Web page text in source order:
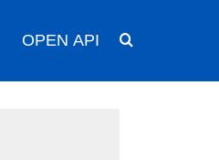
OPEN API